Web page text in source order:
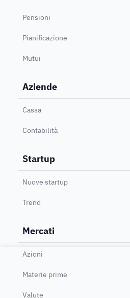
Pensioni
Pianificazione
Mutui
Aziende
Cassa
Contabilità
Startup
Nuove startup
Trend
Mercati
Azioni
Materie prime
Valute